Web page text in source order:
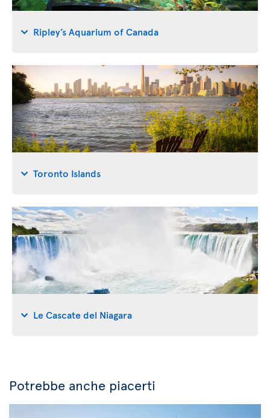
Ripley’s Aquarium of Canada
Toronto Islands
Le Cascate del Niagara
Potrebbe anche piacerti